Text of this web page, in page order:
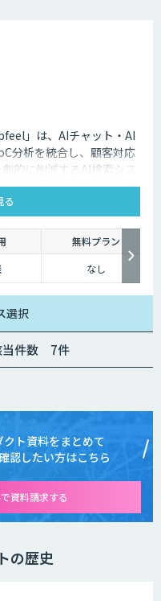
」は、AIチャット・AI
分析を統合し、顧客対応
的に削減するAI検索シス
で、誰でも即座に答えを
る
無料プラン
なし
選択
当件数 7件
クト資料をまとめて
認したい方はこちら
資料請求する
の歴史